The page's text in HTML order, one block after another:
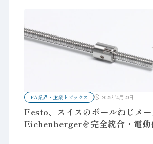
FA業界・企業トピックス 2026年4月20日
Festo、スイスのボールねじメー
Eichenbergerを完全統合・電動